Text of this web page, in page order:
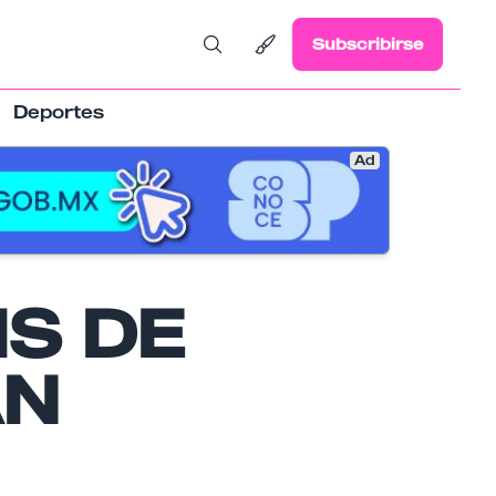
Subscribirse
Deportes
Ad
DE